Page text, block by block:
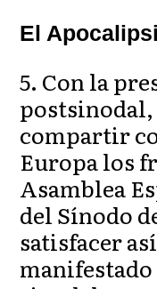
El
5. Con la
compartir
Europa los
Asamblea
del Sínodo
satisfacer